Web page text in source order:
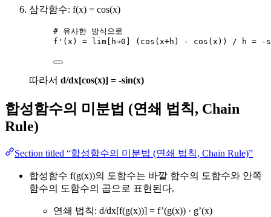
삼각함수: f(x) = cos(x)
# 유사한 방식으로
f'(x) = lim[h→0] (cos(x+h) - cos(x)) / h = -
따라서 d/dx[cos(x)] = -sin(x)
합성함수의 미분법 (연쇄 법칙, Chain
Rule)
Section titled “합성함수의 미분법 (연쇄 법칙, Chain Rule)”
합성함수 f(g(x))의 도함수는 바깥 함수의 도함수와 안쪽
함수의 도함수의 곱으로 표현된다.
연쇄 법칙: d/dx[f(g(x))] = f’(g(x)) · g’(x)